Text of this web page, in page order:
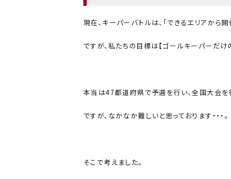
現在、キーパーバトルは、「できるエリアから
ですが、私たちの目標は【ゴールキーパーだけ
本当は47都道府県で予選を行い、全国大会を
ですが、なかなか難しいと思っております・・・。
そこで考えました。